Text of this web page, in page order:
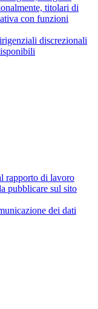
titolari di
con funzioni
discrezionali
rapporto di lavoro
pubblicare sul sito
dei dati